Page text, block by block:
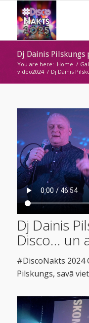
Dj Dainis Pilskungs
You are here: Home /
video2024 / Dj Dainis
Dj Dainis
Disco… un
#DiscoNakts 2024
Pilskungs, savā